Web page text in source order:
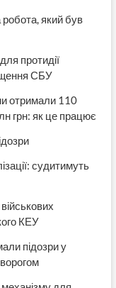
який був
протидії
СБУ
отримали 110
грн: як це працює
судитимуть
КЕУ
підозри у